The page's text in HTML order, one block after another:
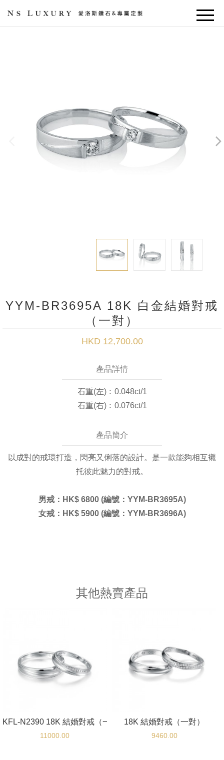
YYM-BR3695A 18K 白金結婚對戒
（一對）
HKD 12,700.00
產品詳情
石重(左)﹕0.048ct/1
石重(右)﹕0.076ct/1
產品簡介
以成對的戒環打造，閃亮又俐落的設計。是一款能夠相互襯
托彼此魅力的對戒。
男戒： HK$ 6800 (編號：YYM-BR3695A)
女戒：HK$ 5900 (編號：YYM-BR3696A)
其他熱賣產品
KFL-N2390 18K 結婚對戒（一對）
11000.00
18K 結婚對戒（一對）
9460.00